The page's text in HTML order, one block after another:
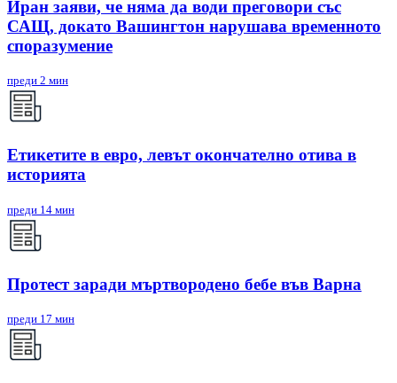
Иран заяви, че няма да води преговори със
САЩ, докато Вашингтон нарушава временното
споразумение
преди 2 мин
Етикетите в евро, левът окончателно отива в
историята
преди 14 мин
Протест заради мъртвородено бебе във Варна
преди 17 мин